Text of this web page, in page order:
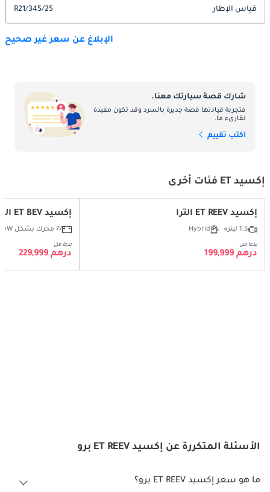
قياس الإطار 345/25/R21
الإبلاغ عن سعر غير صحيح
شارك قصة سيارتك معنا.
فتجربة قيادتها قصة جديرة بالسرد وقد تكون مفيدة
لقارىء ما.
اكتب تقييم
إكسيد ET فئات أخرى
إكسيد ET REEV الترا
1.5 ليتر Hybrid
بدءا من
درهم 199,999
إكسيد ET BEV الترا
77 محرك بشكل W
بدءا من
درهم 229,999
الأسئلة المتكررة عن إكسيد ET REEV برو
ما هو سعر إكسيد ET REEV برو؟